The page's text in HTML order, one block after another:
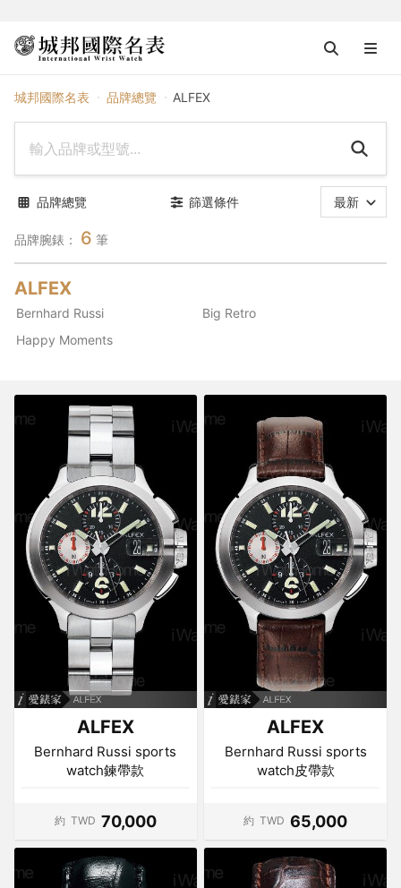
城邦國際名表 品牌總覽 ALFEX
品牌腕錶： 6 筆
品牌總覽 篩選條件 最新
ALFEX
Bernhard Russi
Big Retro
Happy Moments
ALFEX
Bernhard Russi sports
watch鍊帶款
約 TWD 70,000
ALFEX
Bernhard Russi sports
watch皮帶款
約 TWD 65,000